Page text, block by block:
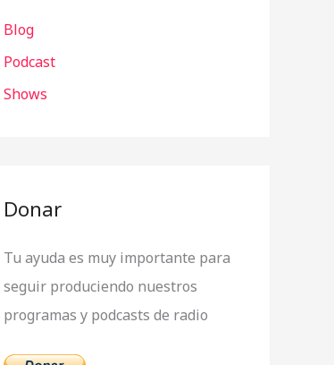
p
o
r
Blog
Podcast
Shows
Donar
Tu ayuda es muy importante para
seguir produciendo nuestros
programas y podcasts de radio